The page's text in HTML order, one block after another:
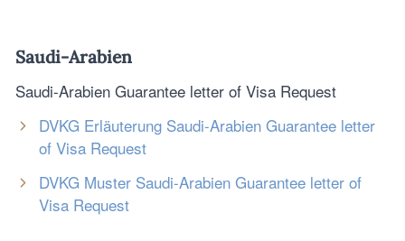
Saudi-Arabien
Saudi-Arabien Guarantee letter of Visa Request
DVKG Erläuterung Saudi-Arabien Guarantee letter
of Visa Request
DVKG Muster Saudi-Arabien Guarantee letter of
Visa Request